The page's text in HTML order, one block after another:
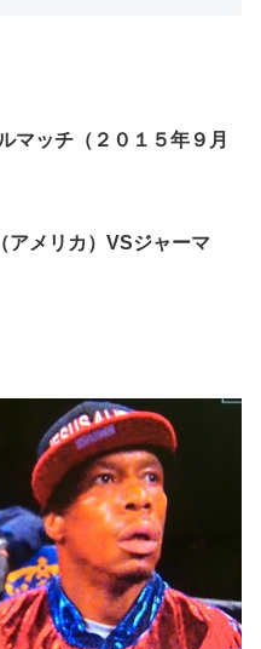
マッチ（２０１５年９月
アメリカ）VSジャーマ